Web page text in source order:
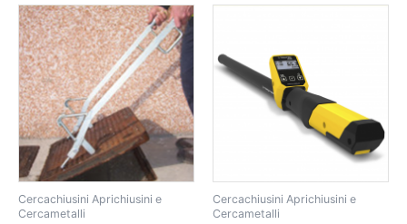
Cercachiusini Aprichiusini e
Cercametalli
Cercachiusini Aprichiusini e
Cercametalli